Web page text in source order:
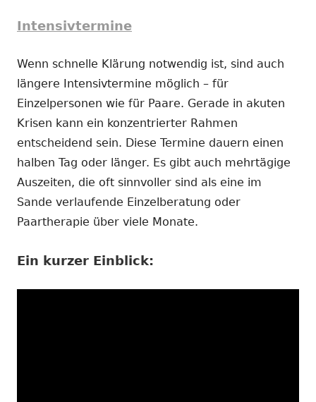
Intensivtermine
Wenn schnelle Klärung notwendig ist, sind auch
längere Intensivtermine möglich – für
Einzelpersonen wie für Paare. Gerade in akuten
Krisen kann ein konzentrierter Rahmen
entscheidend sein. Diese Termine dauern einen
halben Tag oder länger. Es gibt auch mehrtägige
Auszeiten, die oft sinnvoller sind als eine im
Sande verlaufende Einzelberatung oder
Paartherapie über viele Monate.
Ein kurzer Einblick: